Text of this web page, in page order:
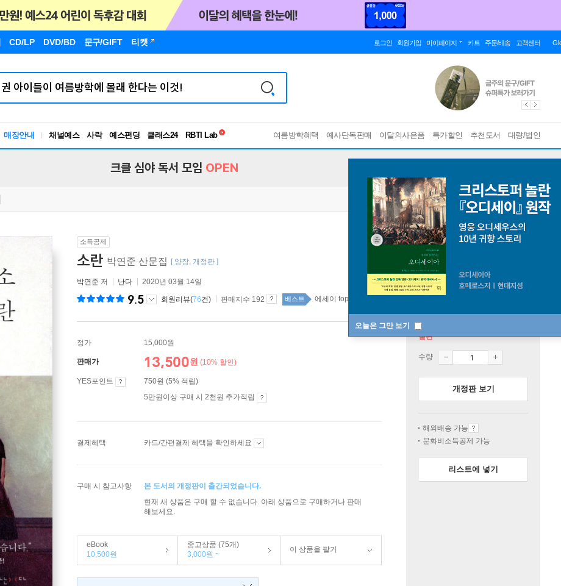
CD/LP DVD/BD 문구/GIFT 티켓 로그인 회원가입 마이페이지 카트 주문/배송 고객센터
매장안내 채널예스 사락 예스펀딩 클래스24
RBTI Lab
독서유형검사
여름방학혜택 예사단독판매 이달의사은품 특가할인 추천도서 대량/법인
오늘은 그만 보기
크클 심야 독서 모임 OPEN
소득공제
소란 박연준 산문집 [ 양장, 개정판 ]
박연준 저 난다 2020년 03월 14일
9.5 회원리뷰(76건) 판매지수 192 베스트 에세이 top100 11주
정가 15,000원
판매가 13,500원 (10% 할인)
YES포인트
750원 (5% 적립)
5만원이상 구매 시 2천원 추가적립
결제혜택 카드/간편결제 혜택을 확인하세요
구매 시 참고사항
본 도서의 개정판이 출간되었습니다.
현재 새 상품은 구매 할 수 없습니다. 아래 상품으로 구매하거나 판매
해보세요.
eBook
10,500원
중고상품 (75개)
3,000원 ~
이 상품을 팔기
절판
수량
개정판 보기
해외배송 가능
문화비소득공제 가능
리스트에 넣기